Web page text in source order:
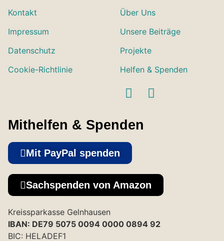
Kontakt
Impressum
Datenschutz
Cookie-Richtlinie
Über Uns
Unsere Beiträge
Projekte
Helfen & Spenden
Mithelfen & Spenden
Mit PayPal spenden
Sachspenden von Amazon
Kreissparkasse Gelnhausen
IBAN: DE79 5075 0094 0000 0894 92
BIC: HELADEF1